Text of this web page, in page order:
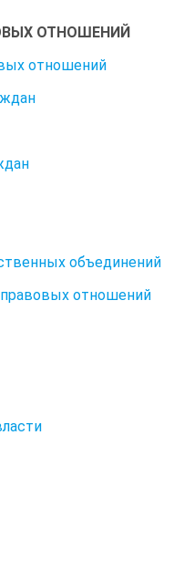
ОТНОШЕНИЙ
отношений
объединений
отношений